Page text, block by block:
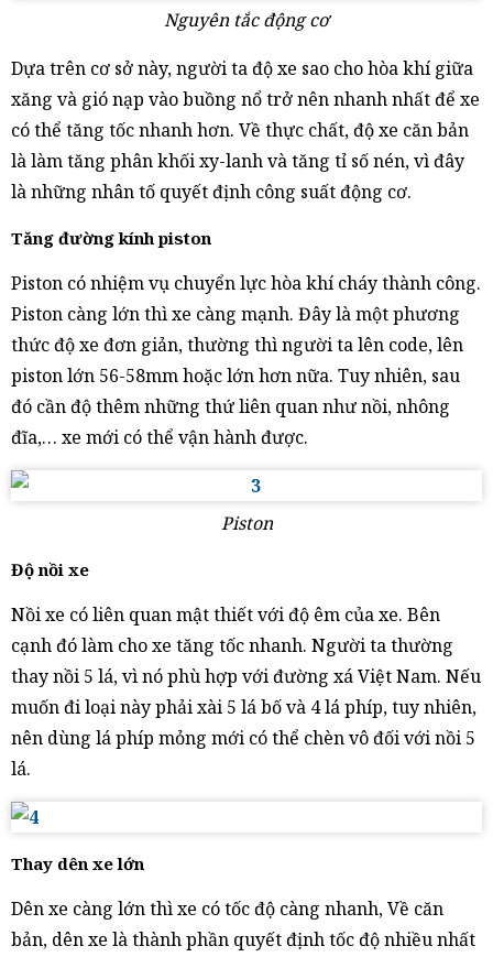
Nguyên tắc động cơ
Dựa trên cơ sở này, người ta độ xe sao cho hòa khí giữa
xăng và gió nạp vào buồng nổ trở nên nhanh nhất để xe
có thể tăng tốc nhanh hơn. Về thực chất, độ xe căn bản
là làm tăng phân khối xy-lanh và tăng tỉ số nén, vì đây
là những nhân tố quyết định công suất động cơ.
Tăng đường kính piston
Piston có nhiệm vụ chuyển lực hòa khí cháy thành công.
Piston càng lớn thì xe càng mạnh. Đây là một phương
thức độ xe đơn giản, thường thì người ta lên code, lên
piston lớn 56-58mm hoặc lớn hơn nữa. Tuy nhiên, sau
đó cần độ thêm những thứ liên quan như nồi, nhông
đĩa,… xe mới có thể vận hành được.
Piston
Độ nồi xe
Nồi xe có liên quan mật thiết với độ êm của xe. Bên
cạnh đó làm cho xe tăng tốc nhanh. Người ta thường
thay nồi 5 lá, vì nó phù hợp với đường xá Việt Nam. Nếu
muốn đi loại này phải xài 5 lá bố và 4 lá phíp, tuy nhiên,
nên dùng lá phíp mỏng mới có thể chèn vô đối với nồi 5
lá.
Thay dên xe lớn
Dên xe càng lớn thì xe có tốc độ càng nhanh, Về căn
bản, dên xe là thành phần quyết định tốc độ nhiều nhất